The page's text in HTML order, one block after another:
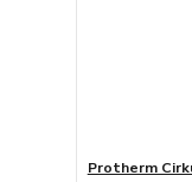
Protherm